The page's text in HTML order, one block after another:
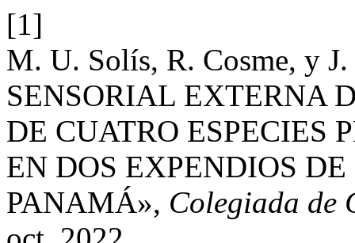
[1]
M. U. Solís, R. Cosme, y
SENSORIAL EXTERNA
DE CUATRO ESPECIES
EN DOS EXPENDIOS
PANAMÁ», Colegiada de